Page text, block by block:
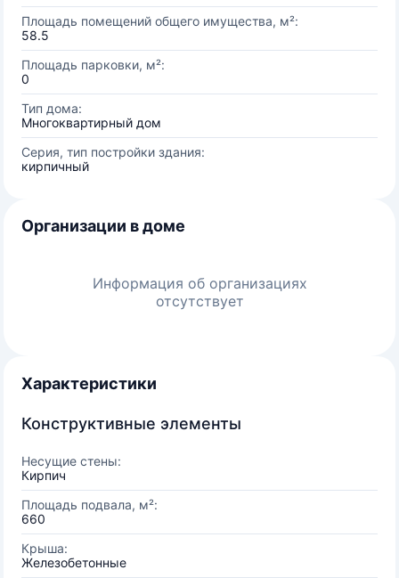
Площадь помещений общего имущества, м²:
58.5
Площадь парковки, м²:
0
Тип дома:
Многоквартирный дом
Серия, тип постройки здания:
кирпичный
Организации в доме
Информация об организациях
отсутствует
Характеристики
Конструктивные элементы
Несущие стены:
Кирпич
Площадь подвала, м²:
660
Крыша:
Железобетонные